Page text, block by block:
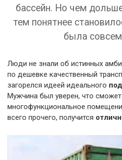
бассейн. Но чем
тем понятнее
была совсем
Люди не знали об истинных
по дешевке качественный
загорелся идеей идеального
Мужчина был уверен, что
многофункциональное
всего прочего, получится